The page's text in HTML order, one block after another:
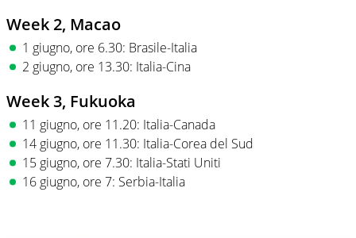
Week 2, Macao
1 giugno, ore 6.30: Brasile-Italia
2 giugno, ore 13.30: Italia-Cina
Week 3, Fukuoka
11 giugno, ore 11.20: Italia-Canada
14 giugno, ore 11.30: Italia-Corea del Sud
15 giugno, ore 7.30: Italia-Stati Uniti
16 giugno, ore 7: Serbia-Italia